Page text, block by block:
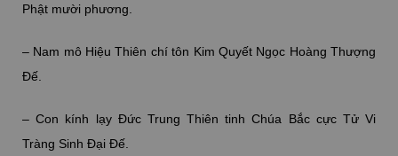
Phật mười phương.
– Nam mô Hiệu Thiên chí tôn Kim Quyết Ngọc Hoàng Thượng
Đế.
– Con kính lạy Đức Trung Thiên tinh Chúa Bắc cực Tử Vi
Tràng Sinh Đại Đế.